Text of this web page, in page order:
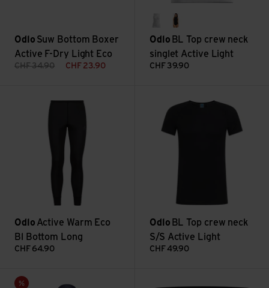
Odlo Suw Bottom Boxer
Active F-Dry Light Eco
CHF34.90 CHF 23.90
whiteblack
Odlo BL Top crew neck
singlet Active Light
CHF 39.90
Odlo Active Warm Eco
Bl Bottom Long
CHF 64.90
Odlo BL Top crew neck
S/S Active Light
CHF 49.90
Sale
Jacket Hoody Air Cocoon ansehen